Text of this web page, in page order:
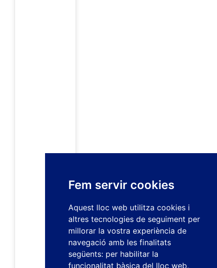
Fem servir cookies
Aquest lloc web utilitza cookies i
altres tecnologies de seguiment per
millorar la vostra experiència de
navegació amb les finalitats
següents: per habilitar la
funcionalitat bàsica del lloc web,